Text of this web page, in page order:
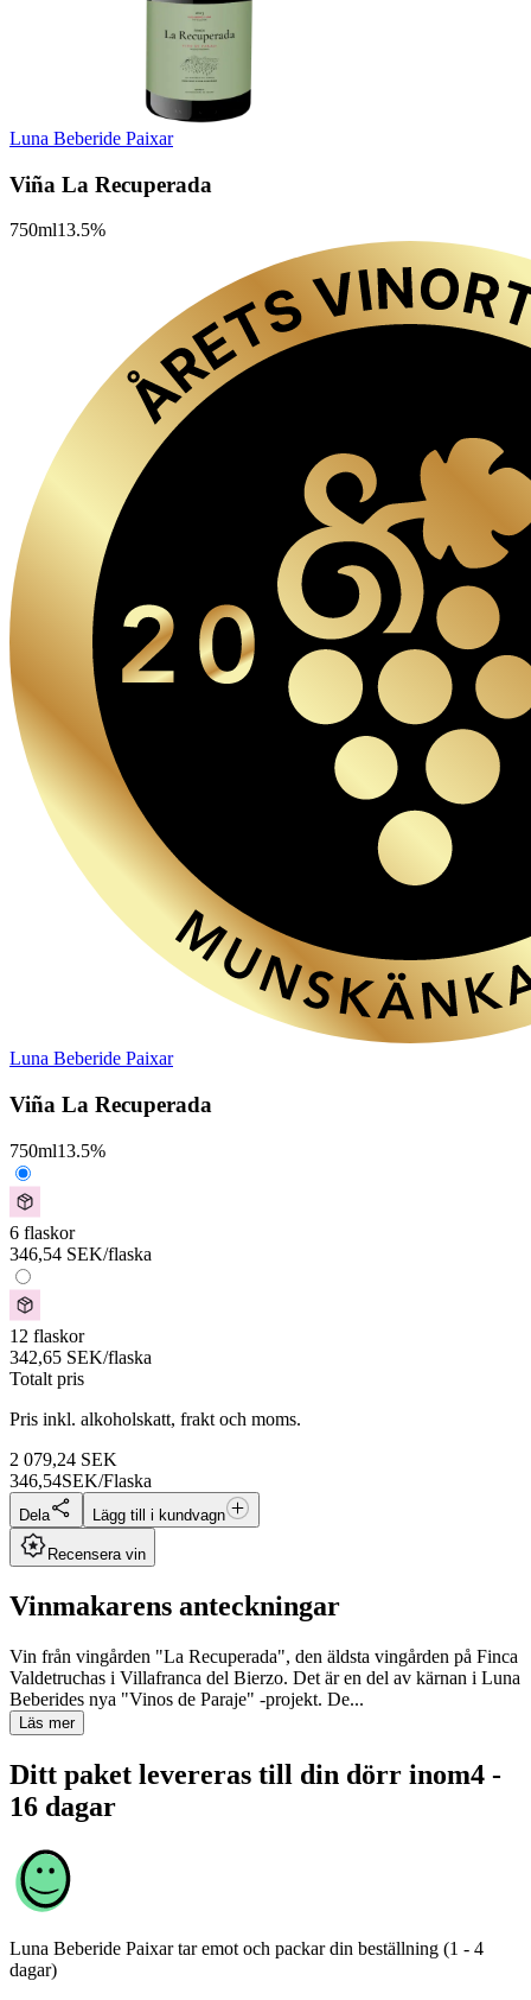
Luna Beberide Paixar
Viña La Recuperada
750ml13.5%
Luna Beberide Paixar
Viña La Recuperada
750ml13.5%
6 flaskor
346,54 SEK/flaska
12 flaskor
342,65 SEK/flaska
Totalt pris
Pris inkl. alkoholskatt, frakt och moms.
2 079,24 SEK
346,54SEK/Flaska
Dela Lägg till i kundvagn
Recensera vin
Vinmakarens anteckningar
Vin från vingården "La Recuperada", den äldsta vingården på Finca
Valdetruchas i Villafranca del Bierzo. Det är en del av kärnan i Luna
Beberides nya "Vinos de Paraje" -projekt. De...
Läs mer
Ditt paket levereras till din dörr inom4 -
16 dagar
Luna Beberide Paixar tar emot och packar din beställning (1 - 4
dagar)